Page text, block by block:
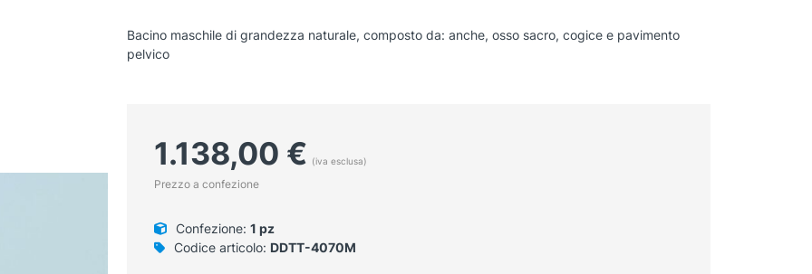
Bacino maschile di grandezza naturale, composto da: anche, osso sacro, cogice e pavimento
pelvico
1.138,00 € (iva esclusa)
Prezzo a confezione
Confezione: 1 pz
Codice articolo: DDTT-4070M